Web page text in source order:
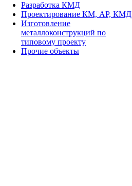
Разработка КМД
Проектирование КМ, АР, КМД
Изготовление
металлоконструкций по
типовому проекту
Прочие объекты